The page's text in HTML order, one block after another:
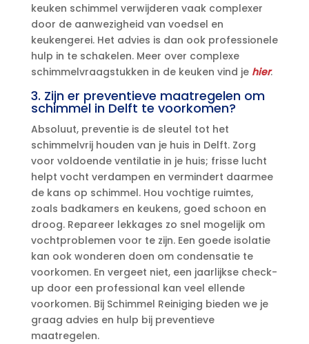
keuken schimmel verwijderen vaak complexer
door de aanwezigheid van voedsel en
keukengerei.​ Het advies is dan ook professionele
hulp in te schakelen.​ Meer over complexe
schimmelvraagstukken in de keuken vind je hier.​
3.​ Zijn er preventieve maatregelen om
schimmel in Delft te voorkomen?
Absoluut, preventie is de sleutel tot het
schimmelvrij houden van je huis in Delft.​ Zorg
voor voldoende ventilatie in je huis; frisse lucht
helpt vocht verdampen en vermindert daarmee
de kans op schimmel.​ Hou vochtige ruimtes,
zoals badkamers en keukens, goed schoon en
droog.​ Repareer lekkages zo snel mogelijk om
vochtproblemen voor te zijn.​ Een goede isolatie
kan ook wonderen doen om condensatie te
voorkomen.​ En vergeet niet, een jaarlijkse check-
up door een professional kan veel ellende
voorkomen.​ Bij Schimmel Reiniging bieden we je
graag advies en hulp bij preventieve
maatregelen.​